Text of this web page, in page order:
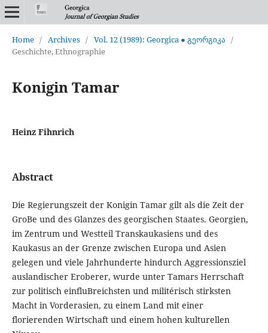
Home / Archives / Vol. 12 (1989): Georgica ● გეორგიკა /
Geschichte, Ethnographie
Konigin Tamar
Heinz Fihnrich
Abstract
Die Regierungszeit der Konigin Tamar gilt als die Zeit der
GroBe und des Glanzes des georgischen Staates. Georgien,
im Zentrum und Westteil Transkaukasiens und des
Kaukasus an der Grenze zwischen Europa und Asien
gelegen und viele Jahrhunderte hindurch Aggressionsziel
auslandischer Eroberer, wurde unter Tamars Herrschaft
zur politisch einfluBreichsten und militérisch stirksten
Macht in Vorderasien, zu einem Land mit einer
florierenden Wirtschaft und einem hohen kulturellen